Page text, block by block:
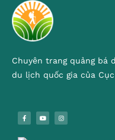
Chuyên trang quảng bá
du lịch quốc gia của